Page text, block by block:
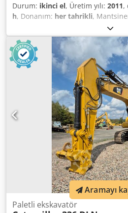
Durum: ikinci el, Üretim yılı: 2011,
h, Donanım: her tahrikli,
Mantsinen'in ağır, paletli bir
ekskavatörüdür (greifer
elleçleyici’ olarak da bilinir). İşte
kullanım alanları: Dodpfswz Uh
Özellikler & Kullanım Alanları *
elleçleme ekskavatörü, genellikle
makinesi üzerine kurulu, kavrayıcı
donatılmıştır. * Ağırlık: yaklaşık
m'ye kadar * Kaldırma kapasitesi:
Motor: Yaklaşık 195 kW gücünde
depo: 410 l, ilave yağ deposu 315
Seyir hızı: yaklaşık 3,5 km/saat
Paletli ekskavatör
Aramayı